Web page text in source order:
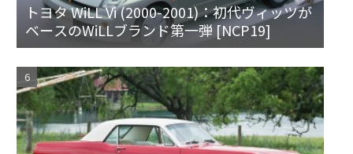
トヨタ WiLL Vi (2000-2001)：初代ヴィッツが
ベースのWiLLブランド第一弾 [NCP19]